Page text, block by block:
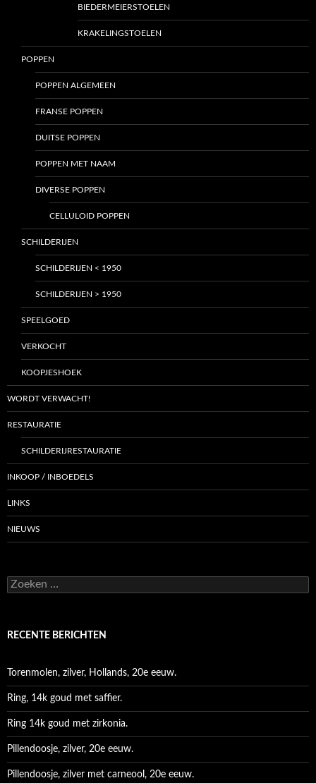
BIEDERMEIERSTOELEN
KRAKELINGSTOELEN
POPPEN
POPPEN ALGEMEEN
FRANSE POPPEN
DUITSE POPPEN
POPPEN MET NAAM
DIVERSE POPPEN
CELLULOID POPPEN
SCHILDERIJEN
SCHILDERIJEN < 1950
SCHILDERIJEN > 1950
SPEELGOED
VERKOCHT
KOOPJESHOEK
WORDT VERWACHT!
RESTAURATIE
SCHILDERIJRESTAURATIE
INKOOP / INBOEDELS
LINKS
NIEUWS
Zoeken
naar:
RECENTE BERICHTEN
Torenmolen, zilver, Hollands, 20e eeuw.
Ring, 14k goud met saffier.
Ring 14k goud met zirkonia.
Pillendoosje, zilver, 20e eeuw.
Pillendoosje, zilver met carneool, 20e eeuw.